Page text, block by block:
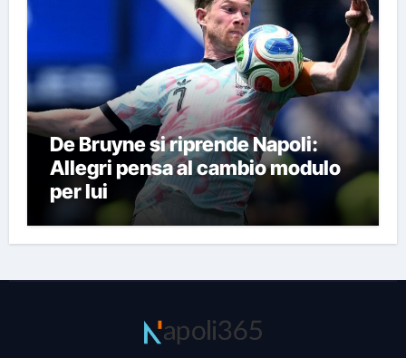
De Bruyne si riprende Napoli:
Allegri pensa al cambio modulo
per lui